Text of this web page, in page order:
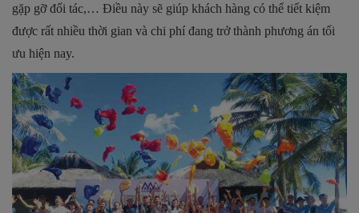
gặp gỡ đối tác,… Điều này sẽ giúp khách hàng có thể tiết kiệm
được rất nhiều thời gian và chi phí đang trở thành phương án tối
ưu hiện nay.